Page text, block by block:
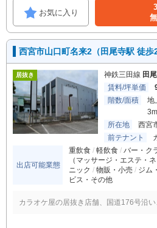
お気に入り
西宮市山口町名来2（田尾寺駅 徒
居抜き 神鉄三田線 田
賃料/坪単価
階数/面積
地
3m
所在地
西宮
前テナント
出店可能業態
重飲食 軽飲食 バー・ク
（マッサージ・エステ・ネ
ニック
物販・小売 ジム
ビス・その他
カラオケ屋の居抜き店舗、国道176号沿